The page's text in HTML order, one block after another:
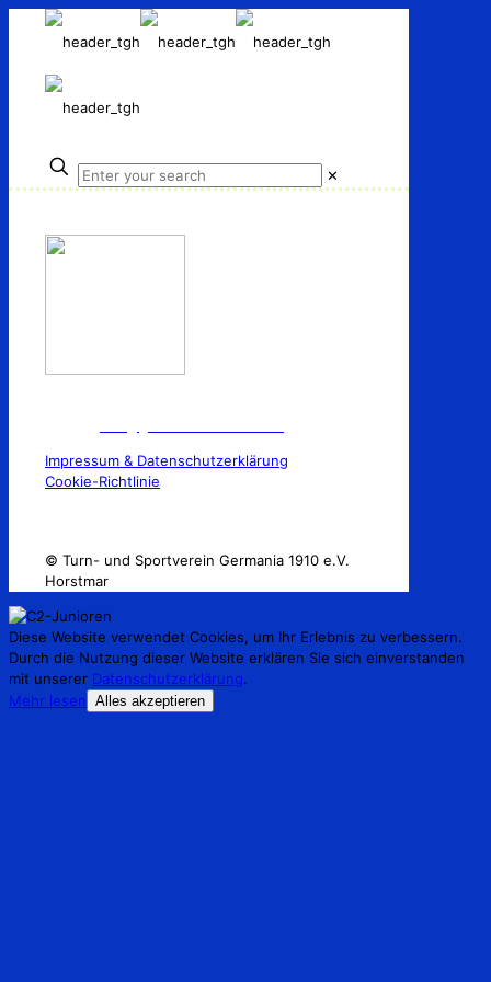
✕
Impressum & Datenschutzerklärung
Cookie-Richtlinie
© Turn- und Sportverein Germania 1910 e.V.
Horstmar
Diese Website verwendet Cookies, um Ihr Erlebnis zu verbessern.
Durch die Nutzung dieser Website erklären Sie sich einverstanden
mit unserer Datenschutzerklärung.
Mehr lesen Alles akzeptieren